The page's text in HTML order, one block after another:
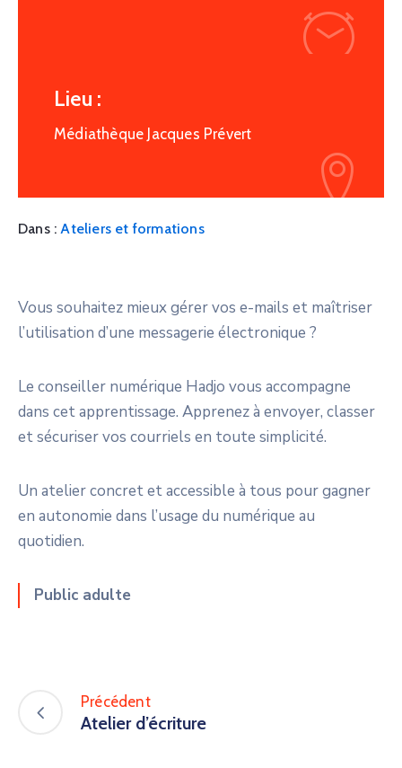
Lieu :
Médiathèque Jacques Prévert
Dans : Ateliers et formations
Vous souhaitez mieux gérer vos e-mails et maîtriser
l’utilisation d’une messagerie électronique ?
Le conseiller numérique Hadjo vous accompagne
dans cet apprentissage. Apprenez à envoyer, classer
et sécuriser vos courriels en toute simplicité.
Un atelier concret et accessible à tous pour gagner
en autonomie dans l’usage du numérique au
quotidien.
Public adulte
Précédent
Atelier d’écriture